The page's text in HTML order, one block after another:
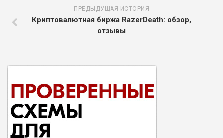
ПРЕДЫДУЩАЯ ИСТОРИЯ
Криптовалютная биржа RazerDeath: обзор,
отзывы